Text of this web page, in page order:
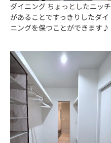
ダイニング ちょっとしたニッチ
があることですっきりしたダイ
ニングを保つことができます♪